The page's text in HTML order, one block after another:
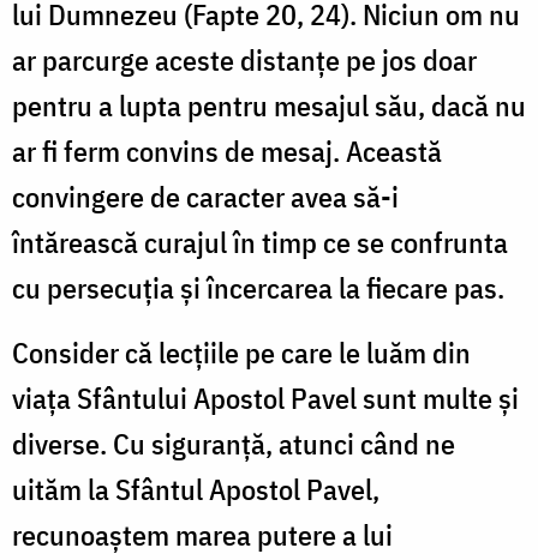
lui Dumnezeu (Fapte 20, 24). Niciun om nu
ar parcurge aceste distanțe pe jos doar
pentru a lupta pentru mesajul său, dacă nu
ar fi ferm convins de mesaj. Această
convingere de caracter avea să-i
întărească curajul în timp ce se confrunta
cu persecuția și încercarea la fiecare pas.
Consider că lecțiile pe care le luăm din
viața Sfântului Apostol Pavel sunt multe și
diverse. Cu siguranță, atunci când ne
uităm la Sfântul Apostol Pavel,
recunoaștem marea putere a lui